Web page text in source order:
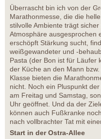
Überrascht bin ich von der
Marathonmesse, die die
stilvolle Ambiente trägt
Atmosphäre ausgesprochen
erschöpft Stärkung sucht,
weißgewandeter und -
Pasta (der Bon ist für Läufer
der Küche an den Mann
Klasse bieten die
nicht. Noch ein Pluspunkt
am Freitag und Samstag,
Uhr geöffnet. Und da der
können auch Fußkranke
nach vollbrachter Tat mit
Start in der Ostra-Allee